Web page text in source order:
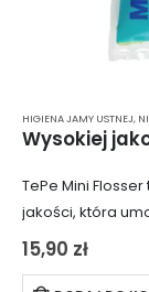
HIGIENA JAMY USTNEJ,
TePe Mini
jakości, która
jamy ustnej na
użyciu
15,90 zł